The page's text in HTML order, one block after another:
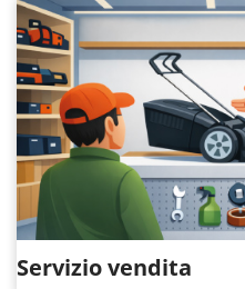
Servizio vendita